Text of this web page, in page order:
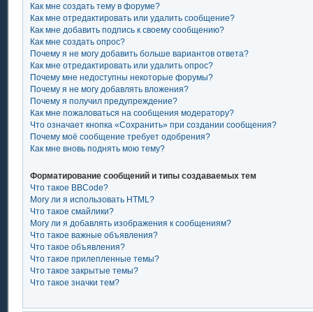
Как мне создать тему в форуме?
Как мне отредактировать или удалить сообщение?
Как мне добавить подпись к своему сообщению?
Как мне создать опрос?
Почему я не могу добавить больше вариантов ответа?
Как мне отредактировать или удалить опрос?
Почему мне недоступны некоторые форумы?
Почему я не могу добавлять вложения?
Почему я получил предупреждение?
Как мне пожаловаться на сообщения модератору?
Что означает кнопка «Сохранить» при создании сообщения?
Почему моё сообщение требует одобрения?
Как мне вновь поднять мою тему?
Форматирование сообщений и типы создаваемых тем
Что такое BBCode?
Могу ли я использовать HTML?
Что такое смайлики?
Могу ли я добавлять изображения к сообщениям?
Что такое важные объявления?
Что такое объявления?
Что такое прилепленные темы?
Что такое закрытые темы?
Что такое значки тем?